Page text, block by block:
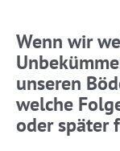
Wenn wir
unseren
welche
oder später